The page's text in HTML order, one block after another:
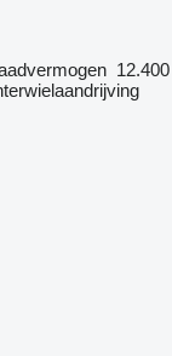
12.400